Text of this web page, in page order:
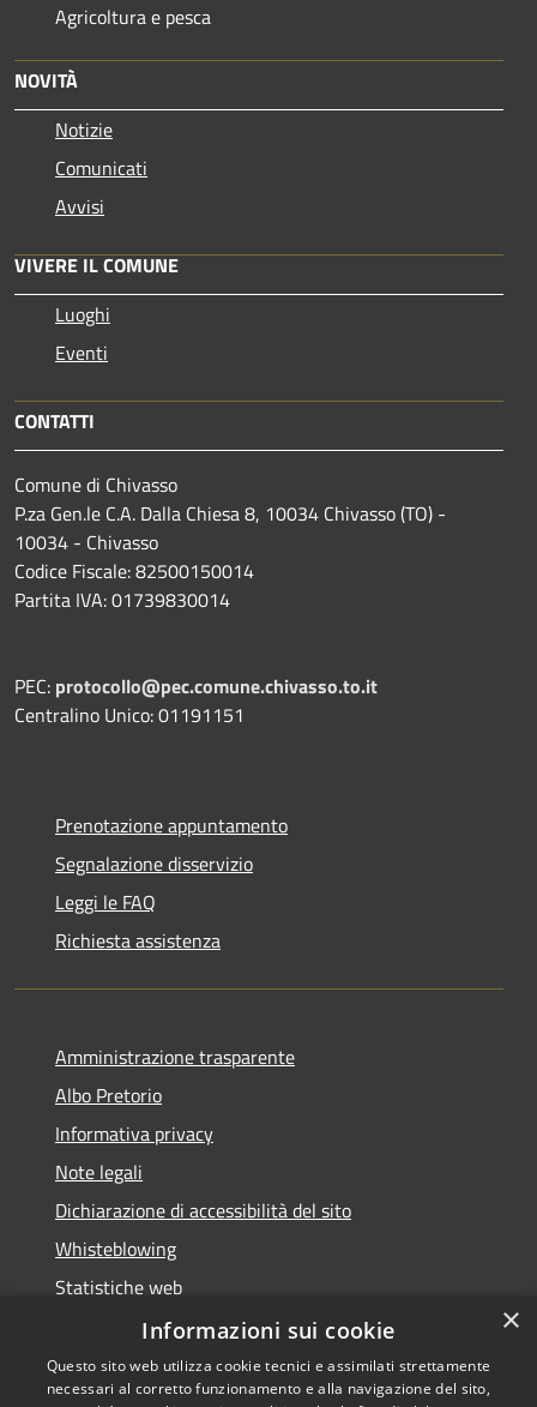
Agricoltura e pesca
NOVITÀ
Notizie
Comunicati
Avvisi
VIVERE IL COMUNE
Luoghi
Eventi
CONTATTI
Comune di Chivasso
P.za Gen.le C.A. Dalla Chiesa 8, 10034 Chivasso (TO) -
10034 - Chivasso
Codice Fiscale: 82500150014
Partita IVA: 01739830014
PEC: protocollo@pec.comune.chivasso.to.it
Centralino Unico: 01191151
Prenotazione appuntamento
Segnalazione disservizio
Leggi le FAQ
Richiesta assistenza
Amministrazione trasparente
Albo Pretorio
Informativa privacy
Note legali
Dichiarazione di accessibilità del sito
Whisteblowing
Statistiche web
Segnalazioni di non conformità
×
Informazioni sui cookie
Questo sito web utilizza cookie tecnici e assimilati strettamente
necessari al corretto funzionamento e alla navigazione del sito,